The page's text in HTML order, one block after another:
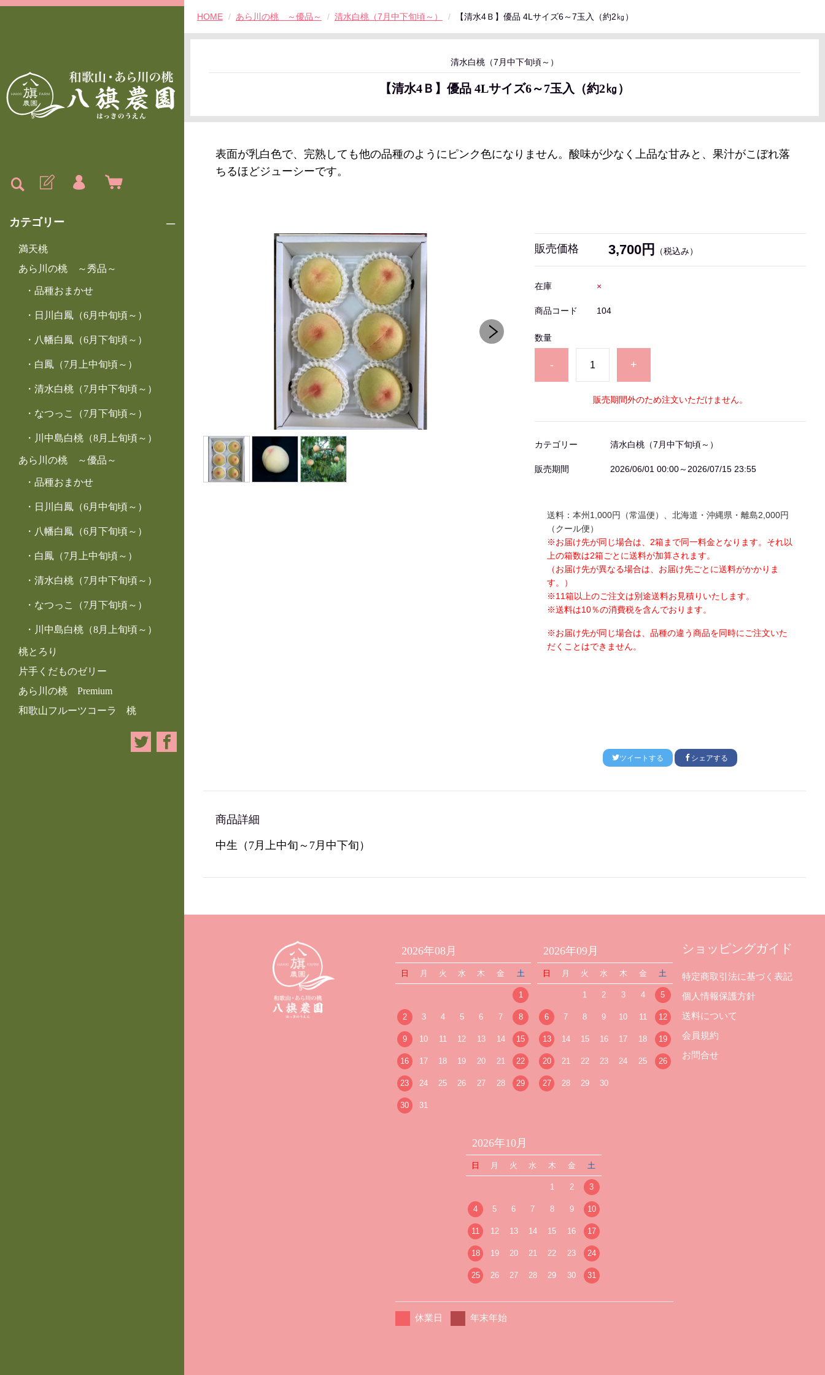
カテゴリー
満天桃
あら川の桃 ～秀品～
品種おまかせ
日川白鳳（6月中旬頃～）
八幡白鳳（6月下旬頃～）
白鳳（7月上中旬頃～）
清水白桃（7月中下旬頃～）
なつっこ（7月下旬頃～）
川中島白桃（8月上旬頃～）
あら川の桃 ～優品～
品種おまかせ
日川白鳳（6月中旬頃～）
八幡白鳳（6月下旬頃～）
白鳳（7月上中旬頃～）
清水白桃（7月中下旬頃～）
なつっこ（7月下旬頃～）
川中島白桃（8月上旬頃～）
桃とろり
片手くだものゼリー
あら川の桃 Premium
和歌山フルーツコーラ 桃
HOME あら川の桃 ～優品～ 清水白桃（7月中下旬頃～） 【清水4Ｂ】優品 4Lサイズ6～7玉入（約2㎏）
清水白桃（7月中下旬頃～）
【清水4Ｂ】優品 4Lサイズ6～7玉入（約2㎏）
表面が乳白色で、完熟しても他の品種のようにピンク色になりません。酸味が少なく上品な甘みと、果汁がこぼれ落
ちるほどジューシーです。
販売価格 3,700円 （税込み）
在庫 ×
商品コード 104
数量
- +
販売期間外のため注文いただけません。
カテゴリー 清水白桃（7月中下旬頃～）
販売期間 2026/06/01 00:00～2026/07/15 23:55
送料：本州 1,000円（常温便）、北海道・沖縄県・離島2,000円
（クール便）
※お届け先が同じ場合は、 2箱まで同一料金となります。それ以
上の箱数は2箱ごとに送料が加算されます。
（お届け先が異なる場合は、お届け先ごとに送料がかかりま
す。）
※11箱以上のご注文は別途送料お見積りいたします。
※送料は10％の消費税を含んでおります。
※お届け先が同じ場合は、品種の違う商品を同時にご注文いた
だくことはできません。
ツイートする シェアする
商品詳細
中生（ 7 月上中旬～ 7 月中下旬）
2026年08月
日 月 火 水 木 金 土
1
2 3 4 5 6 7 8
9 10 11 12 13 14 15
16 17 18 19 20 21 22
23 24 25 26 27 28 29
30 31
2026年09月
日 月 火 水 木 金 土
1 2 3 4 5
6 7 8 9 10 11 12
13 14 15 16 17 18 19
20 21 22 23 24 25 26
27 28 29 30
2026年10月
日 月 火 水 木 金 土
1 2 3
4 5 6 7 8 9 10
11 12 13 14 15 16 17
18 19 20 21 22 23 24
25 26 27 28 29 30 31
休業日 年末年始
ショッピングガイド
特定商取引法に基づく表記
個人情報保護方針
送料について
会員規約
お問合せ